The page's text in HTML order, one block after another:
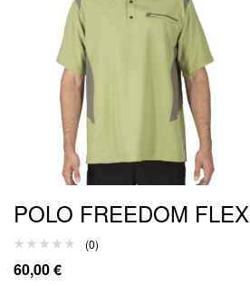
POLO FREEDOM FLEX
(0)
60,00€